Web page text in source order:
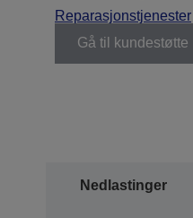
Reparasjonstjenester
Gå til kundestøtte
Nedlastinger